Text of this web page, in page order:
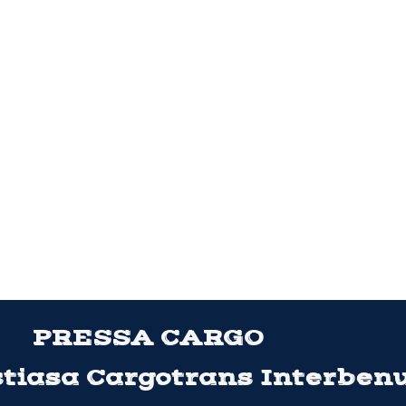
PRESSA CARGO
Cargotrans